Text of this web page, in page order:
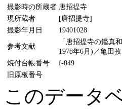
撮影時の所蔵者 唐招提寺
現所蔵者
[唐招提寺]
撮影年月日
19401028
参考文献
「唐招提寺の鑑真
1978年6月)／亀田
焼付台帳番号
f-049
旧原板番号
このデータ